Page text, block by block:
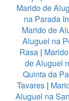
Marido de
na Parada
Marido de
Aluguel na
Rasa|
de Aluguel
Quinta da
Tavares |
Aluguel na